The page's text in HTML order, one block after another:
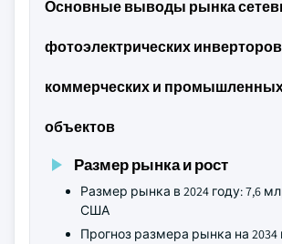
Основные выводы рынка
фотоэлектрических
коммерческих и
объектов
Размер рынка и рост
Размер рынка в 2024 году: 7,6
США
Прогноз размера рынка на 2034